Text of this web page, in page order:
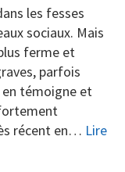
les fesses
sociaux. Mais
ferme et
parfois
en témoigne et
récent en… Lire